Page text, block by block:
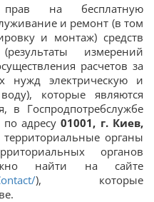
на бесплатную
и ремонт (в том
и монтаж) средств
измерений
расчетов за
нужд электрическую и
которые являются
в Госпродпотребслужбе
адресу01001, г. Киев,
органы
органов
найти на сайте
), которые